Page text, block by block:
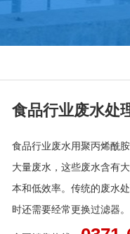
食品行业废水处
食品行业废水用聚丙烯酰
大量废水，这些废水含有
本和低效率。传统的废水
时还需要经常更换过滤器